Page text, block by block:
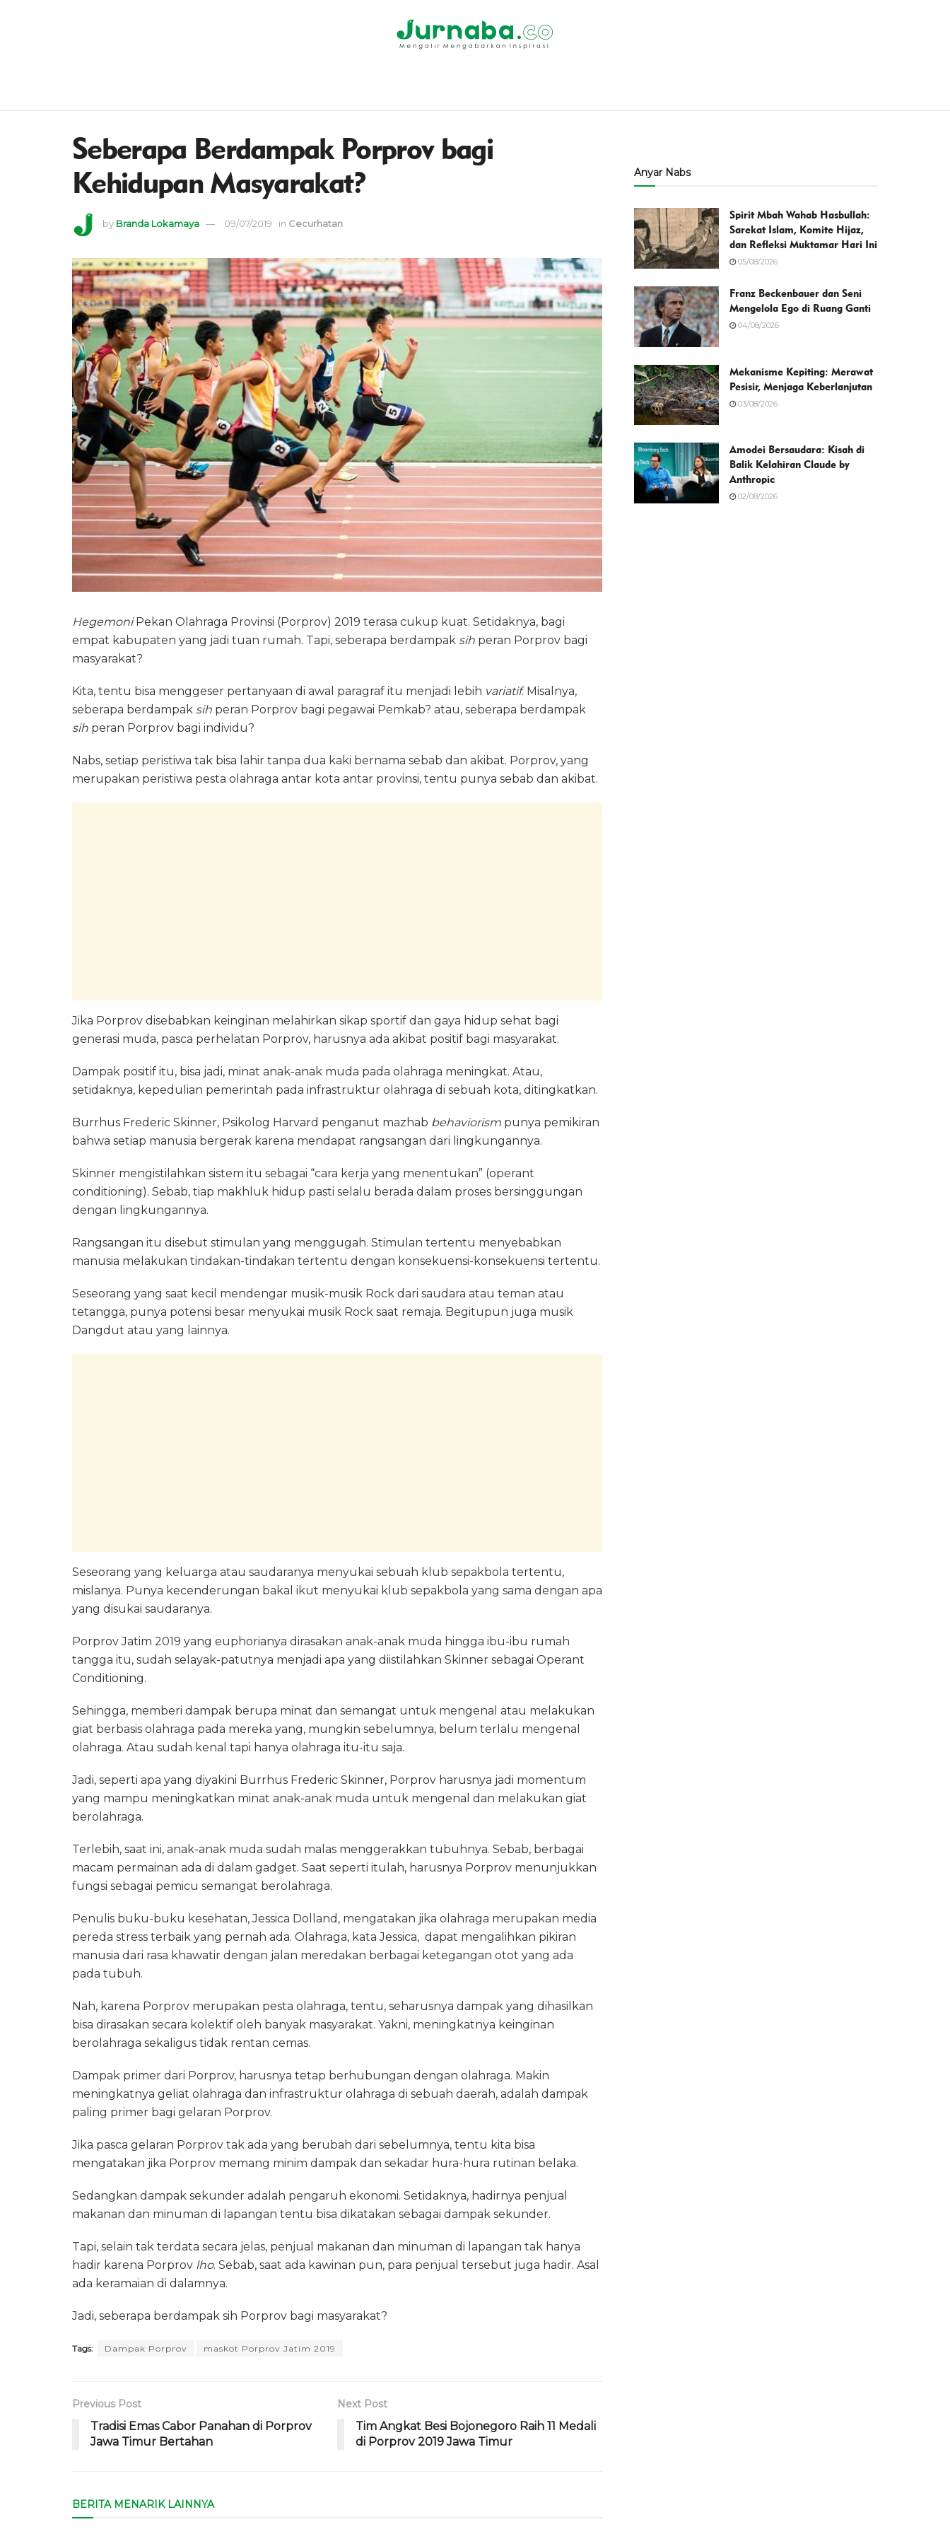
Seberapa Berdampak Porprov bagi
Kehidupan Masyarakat?
by Branda Lokamaya 09/07/2019 in Cecurhatan
HegemoniPekan Olahraga Provinsi (Porprov) 2019 terasa cukup kuat. Setidaknya, bagi
empat kabupaten yang jadi tuan rumah. Tapi, seberapa berdampak sih peran Porprov bagi
masyarakat?
Kita, tentu bisa menggeser pertanyaan di awal paragraf itu menjadi lebih variatif. Misalnya,
seberapa berdampak sih peran Porprov bagi pegawai Pemkab? atau, seberapa berdampak
sih peran Porprov bagi individu?
Nabs, setiap peristiwa tak bisa lahir tanpa dua kaki bernama sebab dan akibat. Porprov, yang
merupakan peristiwa pesta olahraga antar kota antar provinsi, tentu punya sebab dan akibat.
Jika Porprov disebabkan keinginan melahirkan sikap sportif dan gaya hidup sehat bagi
generasi muda, pasca perhelatan Porprov, harusnya ada akibat positif bagi masyarakat.
Dampak positif itu, bisa jadi, minat anak-anak muda pada olahraga meningkat. Atau,
setidaknya, kepedulian pemerintah pada infrastruktur olahraga di sebuah kota, ditingkatkan.
Burrhus Frederic Skinner, Psikolog Harvard penganut mazhab behaviorism punya pemikiran
bahwa setiap manusia bergerak karena mendapat rangsangan dari lingkungannya.
Skinner mengistilahkan sistem itu sebagai “cara kerja yang menentukan” (operant
conditioning). Sebab, tiap makhluk hidup pasti selalu berada dalam proses bersinggungan
dengan lingkungannya.
Rangsangan itu disebut stimulan yang menggugah. Stimulan tertentu menyebabkan
manusia melakukan tindakan-tindakan tertentu dengan konsekuensi-konsekuensi tertentu.
Seseorang yang saat kecil mendengar musik-musik Rock dari saudara atau teman atau
tetangga, punya potensi besar menyukai musik Rock saat remaja. Begitupun juga musik
Dangdut atau yang lainnya.
Seseorang yang keluarga atau saudaranya menyukai sebuah klub sepakbola tertentu,
mislanya. Punya kecenderungan bakal ikut menyukai klub sepakbola yang sama dengan apa
yang disukai saudaranya.
Porprov Jatim 2019 yang euphorianya dirasakan anak-anak muda hingga ibu-ibu rumah
tangga itu, sudah selayak-patutnya menjadi apa yang diistilahkan Skinner sebagai Operant
Conditioning.
Sehingga, memberi dampak berupa minat dan semangat untuk mengenal atau melakukan
giat berbasis olahraga pada mereka yang, mungkin sebelumnya, belum terlalu mengenal
olahraga. Atau sudah kenal tapi hanya olahraga itu-itu saja.
Jadi, seperti apa yang diyakini Burrhus Frederic Skinner, Porprov harusnya jadi momentum
yang mampu meningkatkan minat anak-anak muda untuk mengenal dan melakukan giat
berolahraga.
Terlebih, saat ini, anak-anak muda sudah malas menggerakkan tubuhnya. Sebab, berbagai
macam permainan ada di dalam gadget. Saat seperti itulah, harusnya Porprov menunjukkan
fungsi sebagai pemicu semangat berolahraga.
Penulis buku-buku kesehatan, Jessica Dolland, mengatakan jika olahraga merupakan media
pereda stress terbaik yang pernah ada. Olahraga, kata Jessica, dapat mengalihkan pikiran
manusia dari rasa khawatir dengan jalan meredakan berbagai ketegangan otot yang ada
pada tubuh.
Nah, karena Porprov merupakan pesta olahraga, tentu, seharusnya dampak yang dihasilkan
bisa dirasakan secara kolektif oleh banyak masyarakat. Yakni, meningkatnya keinginan
berolahraga sekaligus tidak rentan cemas.
Dampak primer dari Porprov, harusnya tetap berhubungan dengan olahraga. Makin
meningkatnya geliat olahraga dan infrastruktur olahraga di sebuah daerah, adalah dampak
paling primer bagi gelaran Porprov.
Jika pasca gelaran Porprov tak ada yang berubah dari sebelumnya, tentu kita bisa
mengatakan jika Porprov memang minim dampak dan sekadar hura-hura rutinan belaka.
Sedangkan dampak sekunder adalah pengaruh ekonomi. Setidaknya, hadirnya penjual
makanan dan minuman di lapangan tentu bisa dikatakan sebagai dampak sekunder.
Tapi, selain tak terdata secara jelas, penjual makanan dan minuman di lapangan tak hanya
hadir karena Porprov lho. Sebab, saat ada kawinan pun, para penjual tersebut juga hadir. Asal
ada keramaian di dalamnya.
Jadi, seberapa berdampak sih Porprov bagi masyarakat?
Tags: Dampak Porprov maskot Porprov Jatim 2019
Previous Post
Tradisi Emas Cabor Panahan di Porprov
Jawa Timur Bertahan
Next Post
Tim Angkat Besi Bojonegoro Raih 11 Medali
di Porprov 2019 Jawa Timur
BERITA MENARIK LAINNYA
Anyar Nabs
Spirit Mbah Wahab Hasbullah:
Sarekat Islam, Komite Hijaz,
dan Refleksi Muktamar Hari Ini
05/08/2026
Franz Beckenbauer dan Seni
Mengelola Ego di Ruang Ganti
04/08/2026
Mekanisme Kepiting: Merawat
Pesisir, Menjaga Keberlanjutan
03/08/2026
Amodei Bersaudara: Kisah di
Balik Kelahiran Claude by
Anthropic
02/08/2026